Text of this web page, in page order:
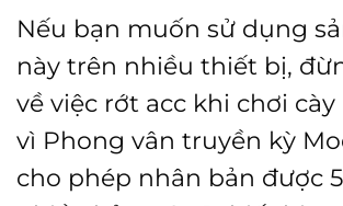
Nếu bạn muốn sử dụng
này trên nhiều thiết bị,
về việc rớt acc khi chơi cày
vì Phong vân truyền kỳ
cho phép nhân bản được